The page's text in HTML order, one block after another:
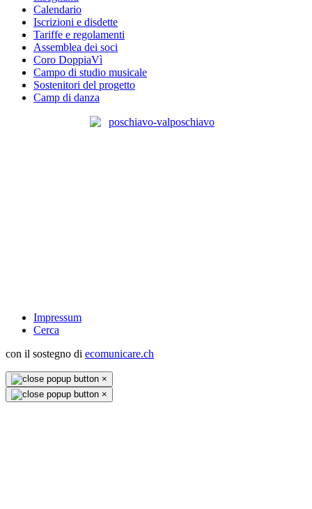
Calendario
Iscrizioni e disdette
Tariffe e regolamenti
Assemblea dei soci
Coro DoppiaVì
Campo di studio musicale
Sostenitori del progetto
Camp di danza
Impressum
Cerca
con il sostegno di ecomunicare.ch
×
×